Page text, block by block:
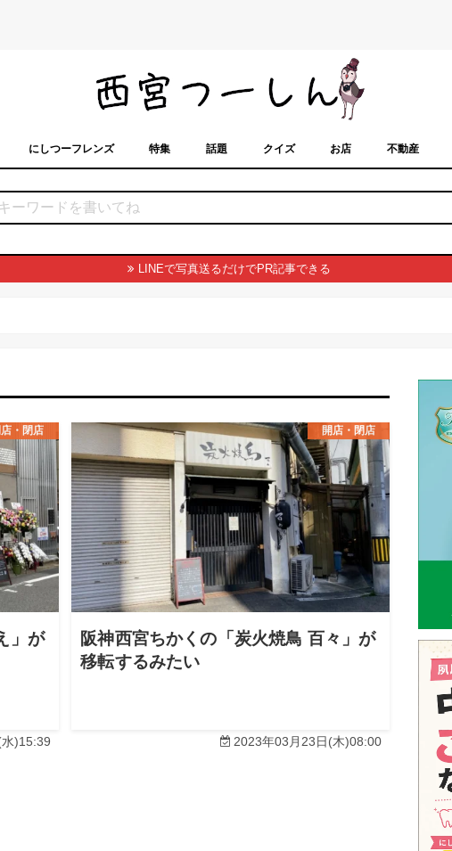
にしつーフレンズ 特集 話題 クイズ お店 不動産
LINEで写真送るだけでPR記事できる
店・閉店
」が
)15:39
開店・閉店
阪神西宮ちかくの「炭火焼鳥 百々」が
移転するみたい
2023年03月23日(木)08:00